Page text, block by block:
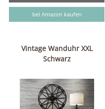
bei Amazon kaufen
Vintage Wanduhr XXL
Schwarz